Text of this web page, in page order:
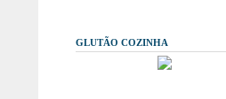
GLUTÃO COZINHA